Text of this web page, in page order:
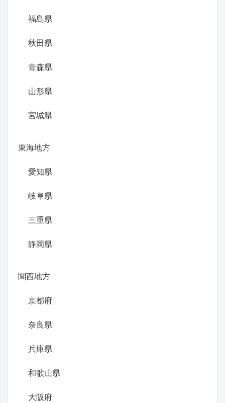
福島県
秋田県
青森県
山形県
宮城県
東海地方
愛知県
岐阜県
三重県
静岡県
関西地方
京都府
奈良県
兵庫県
和歌山県
大阪府